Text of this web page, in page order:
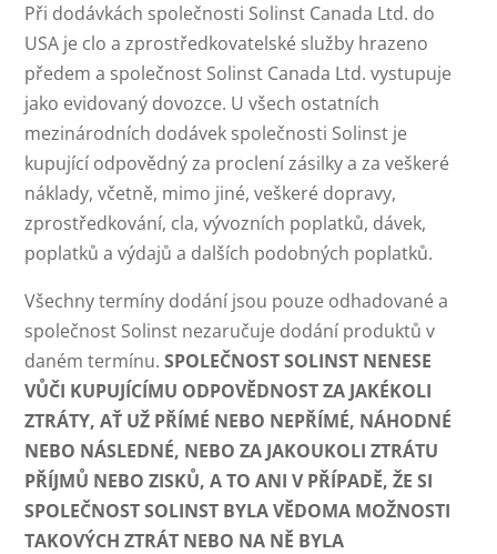
Při dodávkách společnosti Solinst Canada Ltd. do
USA je clo a zprostředkovatelské služby hrazeno
předem a společnost Solinst Canada Ltd. vystupuje
jako evidovaný dovozce. U všech ostatních
mezinárodních dodávek společnosti Solinst je
kupující odpovědný za proclení zásilky a za veškeré
náklady, včetně, mimo jiné, veškeré dopravy,
zprostředkování, cla, vývozních poplatků, dávek,
poplatků a výdajů a dalších podobných poplatků.
Všechny termíny dodání jsou pouze odhadované a
společnost Solinst nezaručuje dodání produktů v
daném termínu.SPOLEČNOST SOLINST NENESE
VŮČI KUPUJÍCÍMU ODPOVĚDNOST ZA JAKÉKOLI
ZTRÁTY, AŤ UŽ PŘÍMÉ NEBO NEPŘÍMÉ, NÁHODNÉ
NEBO NÁSLEDNÉ, NEBO ZA JAKOUKOLI ZTRÁTU
PŘÍJMŮ NEBO ZISKŮ, A TO ANI V PŘÍPADĚ, ŽE SI
SPOLEČNOST SOLINST BYLA VĚDOMA MOŽNOSTI
TAKOVÝCH ZTRÁT NEBO NA NĚ BYLA